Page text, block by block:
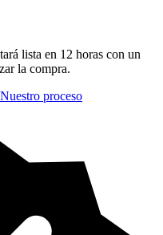
lista en 12 horas con un
la compra.
Nuestro proceso